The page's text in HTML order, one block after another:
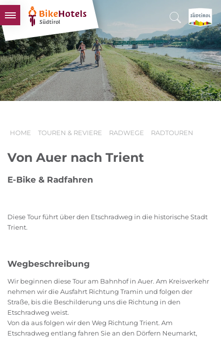
BIKEHOTELS
HOTELS & PAKETE
TOUREN & REVIERE
SÜDTIROL & WIR
HOME TOUREN & REVIERE RADWEGE RADTOUREN
Von Auer nach Trient
E-Bike & Radfahren
Diese Tour führt über den Etschradweg in die historische Stadt
Trient.
Wegbeschreibung
Wir beginnen diese Tour am Bahnhof in Auer. Am Kreisverkehr
nehmen wir die Ausfahrt Richtung Tramin und folgen der
Straße, bis die Beschilderung uns die Richtung in den
Etschradweg weist.
Von da aus folgen wir den Weg Richtung Trient. Am
Etschradweg entlang fahren Sie an den Dörfern Neumarkt,